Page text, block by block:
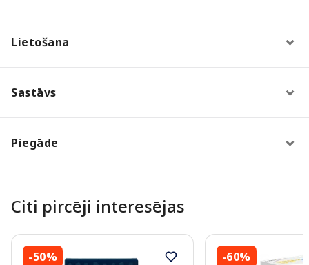
Lietošana
Sastāvs
Piegāde
Citi pircēji interesējas
-50% -60%